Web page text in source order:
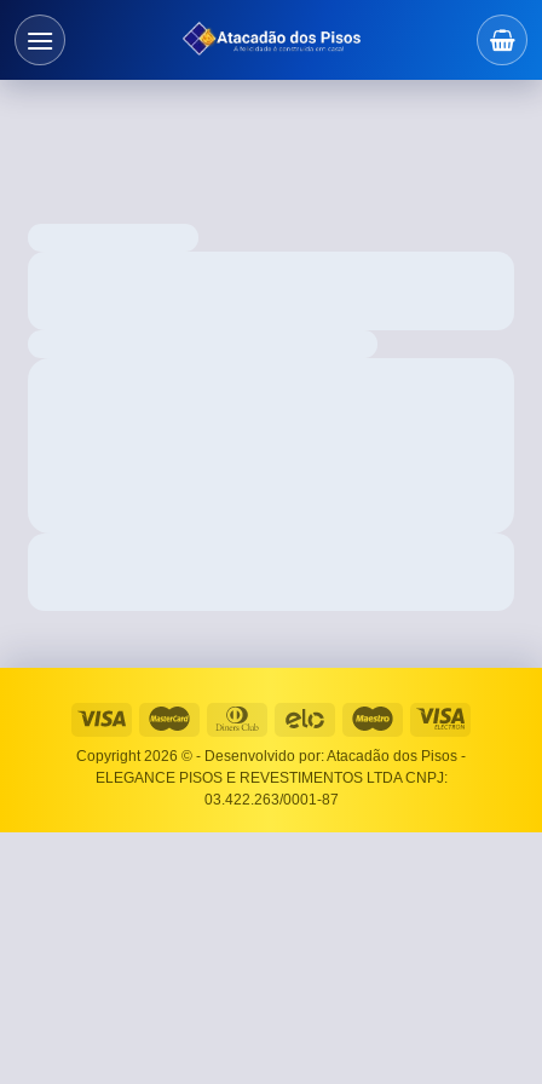
Copyright 2026 © - Desenvolvido por: Atacadão dos Pisos -
ELEGANCE PISOS E REVESTIMENTOS LTDA CNPJ:
03.422.263/0001-87